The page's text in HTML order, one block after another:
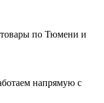
по Тюмени и
напрямую с